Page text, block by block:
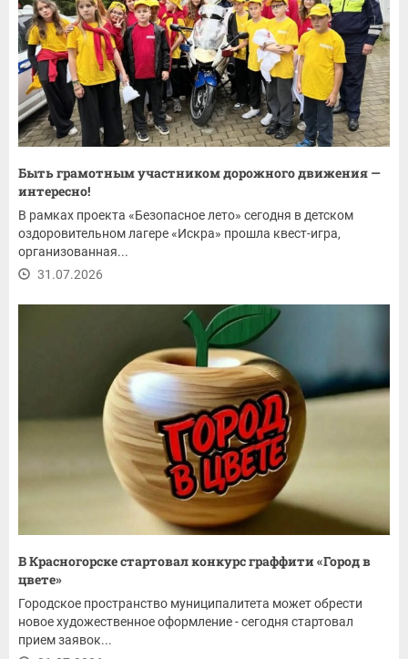
Быть грамотным участником дорожного движения —
интересно!
В рамках проекта «Безопасное лето» сегодня в детском
оздоровительном лагере «Искра» прошла квест-игра,
организованная...
31.07.2026
В Красногорске стартовал конкурс граффити «Город в
цвете»
Городское пространство муниципалитета может обрести
новое художественное оформление - сегодня стартовал
прием заявок...